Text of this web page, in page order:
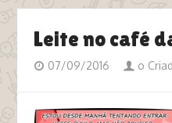
Leite no café
07/09/2016 o